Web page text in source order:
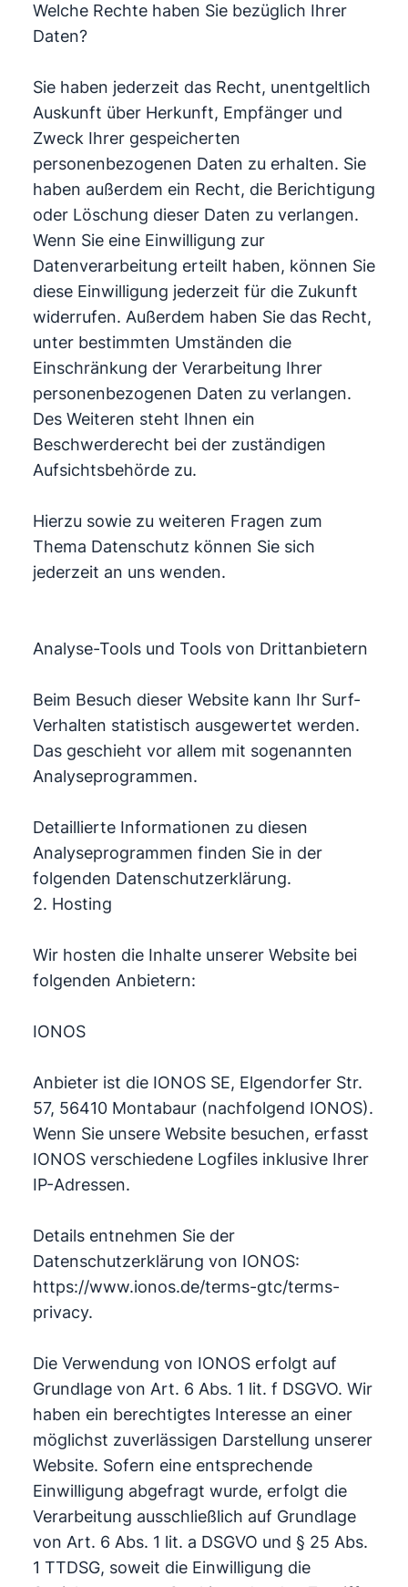
Welche Rechte haben Sie bezüglich Ihrer
Daten?
Sie haben jederzeit das Recht, unentgeltlich
Auskunft über Herkunft, Empfänger und
Zweck Ihrer gespeicherten
personenbezogenen Daten zu erhalten. Sie
haben außerdem ein Recht, die Berichtigung
oder Löschung dieser Daten zu verlangen.
Wenn Sie eine Einwilligung zur
Datenverarbeitung erteilt haben, können Sie
diese Einwilligung jederzeit für die Zukunft
widerrufen. Außerdem haben Sie das Recht,
unter bestimmten Umständen die
Einschränkung der Verarbeitung Ihrer
personenbezogenen Daten zu verlangen.
Des Weiteren steht Ihnen ein
Beschwerderecht bei der zuständigen
Aufsichtsbehörde zu.
Hierzu sowie zu weiteren Fragen zum
Thema Datenschutz können Sie sich
jederzeit an uns wenden.
Analyse-Tools und Tools von Drittanbietern
Beim Besuch dieser Website kann Ihr Surf-
Verhalten statistisch ausgewertet werden.
Das geschieht vor allem mit sogenannten
Analyseprogrammen.
Detaillierte Informationen zu diesen
Analyseprogrammen finden Sie in der
folgenden Datenschutzerklärung.
2. Hosting
Wir hosten die Inhalte unserer Website bei
folgenden Anbietern:
IONOS
Anbieter ist die IONOS SE, Elgendorfer Str.
57, 56410 Montabaur (nachfolgend IONOS).
Wenn Sie unsere Website besuchen, erfasst
IONOS verschiedene Logfiles inklusive Ihrer
IP-Adressen.
Details entnehmen Sie der
Datenschutzerklärung von IONOS:
https://www.ionos.de/terms-gtc/terms-
privacy.
Die Verwendung von IONOS erfolgt auf
Grundlage von Art. 6 Abs. 1 lit. f DSGVO. Wir
haben ein berechtigtes Interesse an einer
möglichst zuverlässigen Darstellung unserer
Website. Sofern eine entsprechende
Einwilligung abgefragt wurde, erfolgt die
Verarbeitung ausschließlich auf Grundlage
von Art. 6 Abs. 1 lit. a DSGVO und § 25 Abs.
1 TTDSG, soweit die Einwilligung die